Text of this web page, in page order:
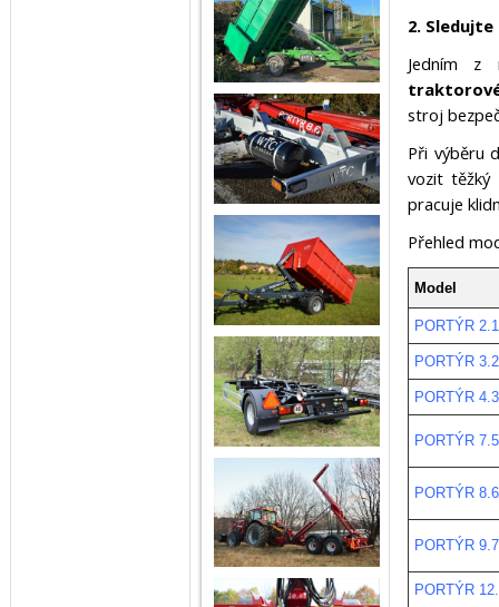
2.
Jedním z
stroj
Při výběru
vozit těžký
pracuje
Přehled
Model
PORTÝR 2.1
PORTÝR 3.2
PORTÝR 4.3
PORTÝR 7.5
PORTÝR 8.6
PORTÝR 9.7
PORTÝR